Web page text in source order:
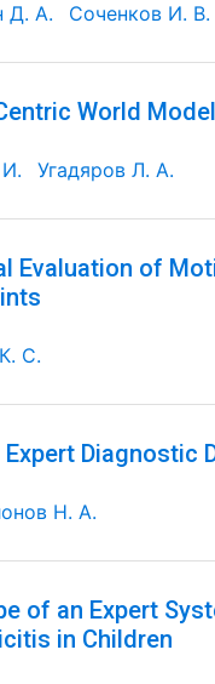
Д. А.
Соченков И. В.
World
Угадяров Л. А.
Evaluation of
С.
Diagnostic
Н. А.
of an Expert
in Children